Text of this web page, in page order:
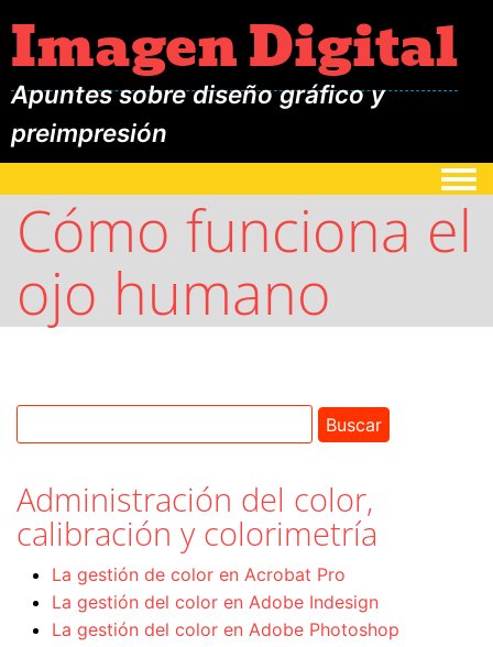
Imagen Digital
Apuntes sobre diseño gráfico y
preimpresión
Cómo funciona el
ojo humano
Administración del color,
calibración y colorimetría
La gestión de color en Acrobat Pro
La gestión del color en Adobe Indesign
La gestión del color en Adobe Photoshop